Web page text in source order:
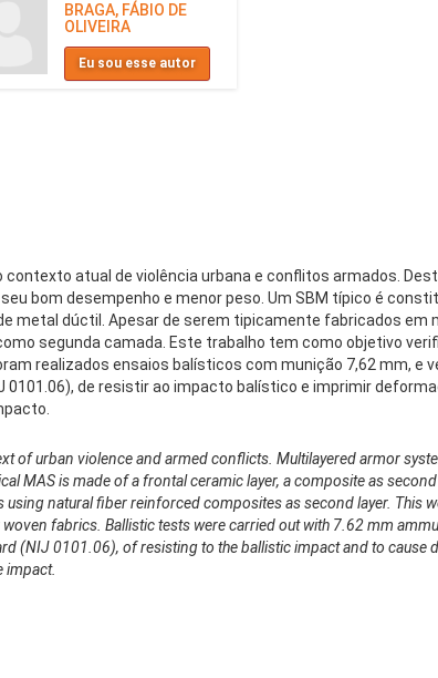
BRAGA, FÁBIO DE
OLIVEIRA
Eu sou esse autor
atual de violência urbana e conflitos armados.
bom desempenho e menor peso. Um SBM típico é
metal dúctil. Apesar de serem tipicamente fabricados em
segunda camada. Este trabalho tem como objetivo
realizados ensaios balísticos com munição 7,62 mm, e
de resistir ao impacto balístico e imprimir
of urban violence and armed conflicts. Multilayered armor
MAS is made of a frontal ceramic layer, a composite as second
natural fiber reinforced composites as second layer. This
fabrics. Ballistic tests were carried out with 7.62 mm
(NIJ 0101.06), of resisting to the ballistic impact and to cause
impact.